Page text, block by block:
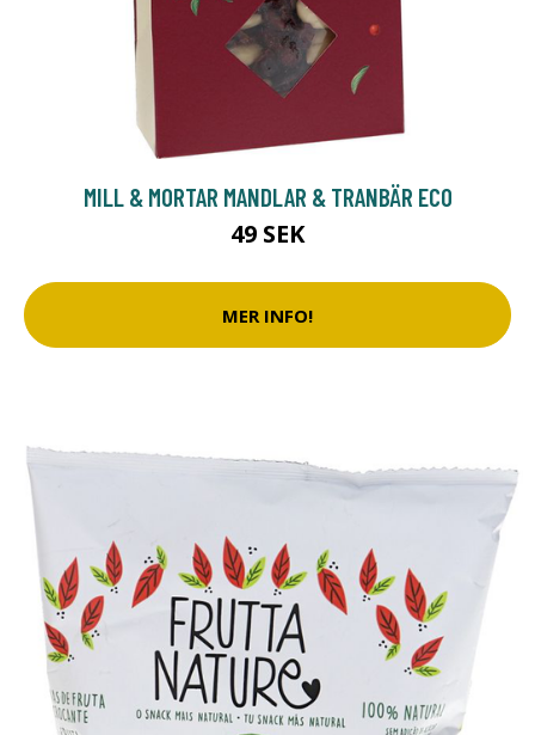
MILL & MORTAR MANDLAR & TRANBÄR ECO
49 SEK
MER INFO!